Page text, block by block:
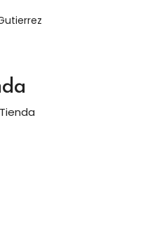
Tienda